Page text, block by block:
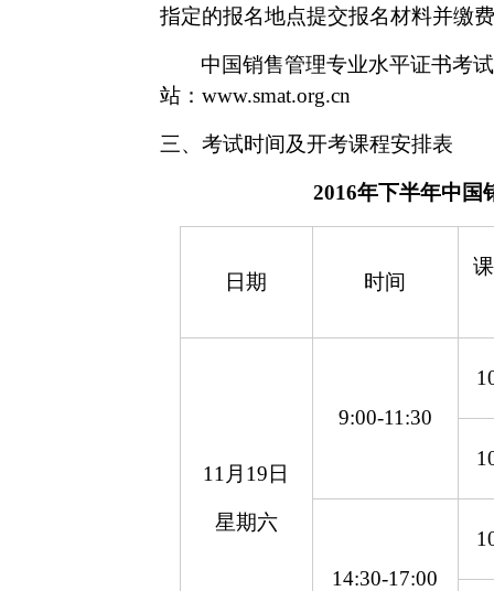
指定的报名地点提交报名材料并缴
中国销售管理专业水平证书考
站：www.smat.org.cn
三、考试时间及开考课程安排表
2016年下半年中国
日期 时间
11月19 日
星期六
9:00-11:30
14:30-17:00